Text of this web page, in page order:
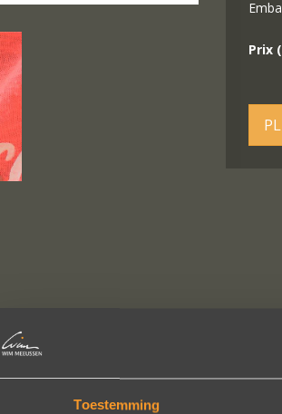
Toestemming
Prix